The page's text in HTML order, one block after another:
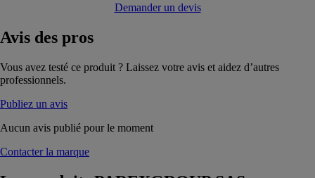
Demander un devis
Avis des pros
Vous avez testé ce produit ? Laissez votre avis et aidez d’autres
professionnels.
Publiez un avis
Aucun avis publié pour le moment
Contacter la marque